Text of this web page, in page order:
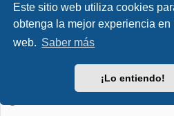
Este sitio web utiliza cookies
obtenga la mejor experiencia en
web. Saber más
¡Lo entiendo!
Archivos Adjuntos
¿Qué archivos adjuntos son
Cada foro puede permitir o no ciertos
está seguro de que tipos de archivos se
La Administración para obtener más